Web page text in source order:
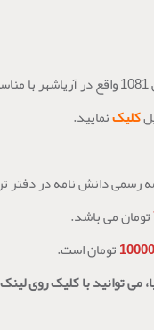
کلیکنمایید.
در دفتر ترجمه رسمی 1081
تومان می باشد.
تومان است.
توانید با کلیک روی